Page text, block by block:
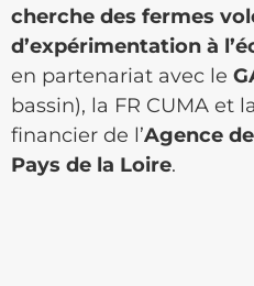
cherche des fermes
d’expérimentation à
en partenariat avec le
bassin), la FR CUMA et
financier de l’Agence
Pays de la Loire.